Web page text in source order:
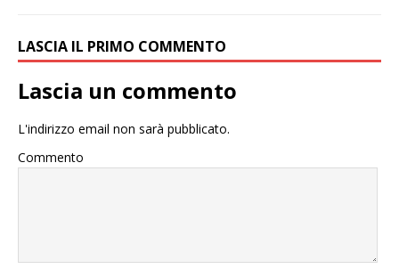
LASCIA IL PRIMO COMMENTO
Lascia un commento
L'indirizzo email non sarà pubblicato.
Commento